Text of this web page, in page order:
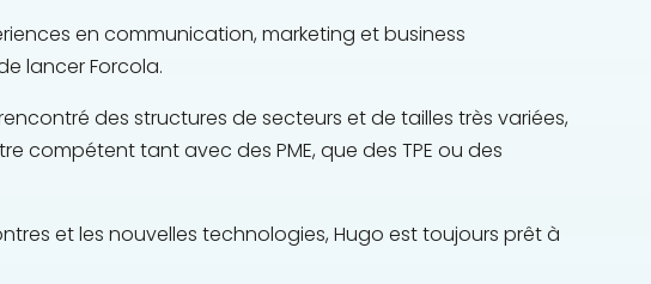
en communication, marketing et business
lancer Forcola.
des structures de secteurs et de tailles très variées,
compétent tant avec des PME, que des TPE ou des
et les nouvelles technologies, Hugo est toujours prêt à